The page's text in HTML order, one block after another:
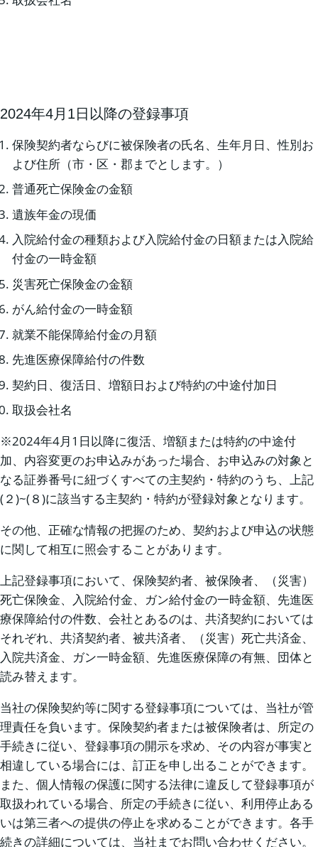
2024年4月1日以降の登録事項
保険契約者ならびに被保険者の氏名、生年月日、性別お
よび住所（市・区・郡までとします。）
普通死亡保険金の金額
遺族年金の現価
入院給付金の種類および入院給付金の日額または入院給
付金の一時金額
災害死亡保険金の金額
がん給付金の一時金額
就業不能保障給付金の月額
先進医療保障給付の件数
契約日、復活日、増額日および特約の中途付加日
取扱会社名
※2024年4月1日以降に復活、増額または特約の中途付
加、内容変更のお申込みがあった場合、お申込みの対象と
なる証券番号に紐づくすべての主契約・特約のうち、上記
(２)~(８)に該当する主契約・特約が登録対象となります。
その他、正確な情報の把握のため、契約および申込の状態
に関して相互に照会することがあります。
上記登録事項において、保険契約者、被保険者、（災害）
死亡保険金、入院給付金、ガン給付金の一時金額、先進医
療保障給付の件数、会社とあるのは、共済契約においては
それぞれ、共済契約者、被共済者、（災害）死亡共済金、
入院共済金、ガン一時金額、先進医療保障の有無、団体と
読み替えます。
当社の保険契約等に関する登録事項については、当社が管
理責任を負います。保険契約者または被保険者は、所定の
手続きに従い、登録事項の開示を求め、その内容が事実と
相違している場合には、訂正を申し出ることができます。
また、個人情報の保護に関する法律に違反して登録事項が
取扱われている場合、所定の手続きに従い、利用停止ある
いは第三者への提供の停止を求めることができます。各手
続きの詳細については、当社までお問い合わせください。